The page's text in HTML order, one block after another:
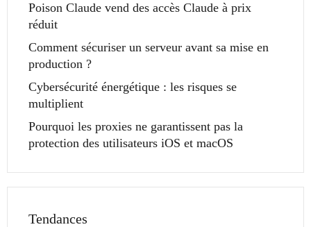
Poison Claude vend des accès Claude à prix
réduit
Comment sécuriser un serveur avant sa mise en
production ?
Cybersécurité énergétique : les risques se
multiplient
Pourquoi les proxies ne garantissent pas la
protection des utilisateurs iOS et macOS
Tendances